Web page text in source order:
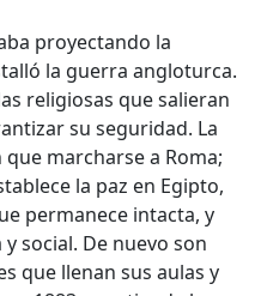
proyectando la
la guerra angloturca.
religiosas que salieran
su seguridad. La
marcharse a Roma;
la paz en Egipto,
permanece intacta, y
social. De nuevo son
que llenan sus aulas y